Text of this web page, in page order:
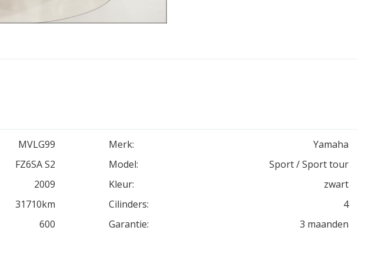
MVLG99 Merk:
Yamaha
FZ6SA S2 Model:
Sport / Sport tour
2009 Kleur:
zwart
31710km Cilinders:
4
600 Garantie: 3 maanden